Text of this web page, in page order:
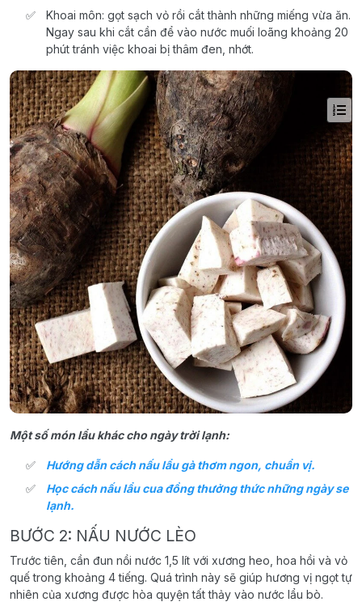
Khoai môn: gọt sạch vỏ rồi cắt thành những miếng vừa ăn.
Ngay sau khi cắt cần để vào nước muối loãng khoảng 20
phút tránh việc khoai bị thâm đen, nhớt.
Một số món lẩu khác cho ngày trời lạnh:
Hướng dẫn cách nấu lẩu gà thơm ngon, chuẩn vị.
Học cách nấu lẩu cua đồng thưởng thức những ngày se
lạnh.
BƯỚC 2: NẤU NƯỚC LÈO
Trước tiên, cần đun nồi nước 1,5 lít với xương heo, hoa hồi và vỏ
quế trong khoảng 4 tiếng. Quá trình này sẽ giúp hương vị ngọt tự
nhiên của xương được hòa quyện tất thảy vào nước lẩu bò.